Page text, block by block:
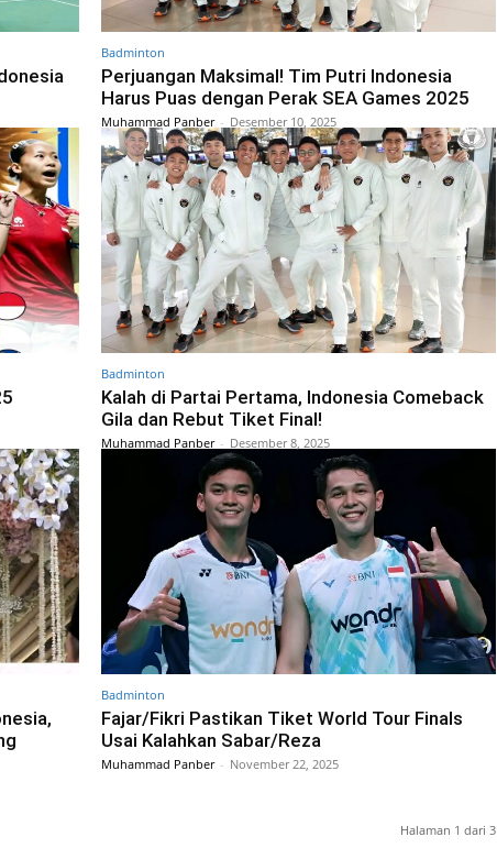
Badminton
Perjuangan Maksimal! Tim Putri Indonesia
Harus Puas dengan Perak SEA Games 2025
Muhammad Panber - Desember 10, 2025
Badminton
Kalah di Partai Pertama, Indonesia Comeback
Gila dan Rebut Tiket Final!
Muhammad Panber - Desember 8, 2025
Badminton
Fajar/Fikri Pastikan Tiket World Tour Finals
Usai Kalahkan Sabar/Reza
Muhammad Panber - November 22, 2025
Halaman 1 dari 3